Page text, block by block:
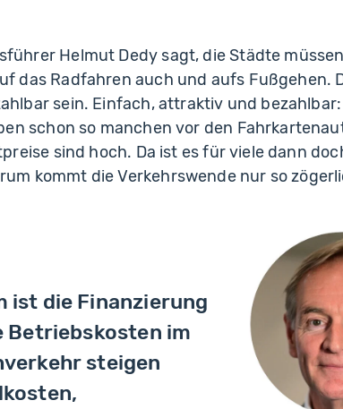
Helmut Dedy sagt, die Städte
das Radfahren auch und aufs Fußgehen.
sein. Einfach, attraktiv und
schon so manchen vor den
sind hoch. Da ist es für viele dann
kommt die Verkehrswende nur so
ist die Finanzierung
Betriebskosten im
steigen